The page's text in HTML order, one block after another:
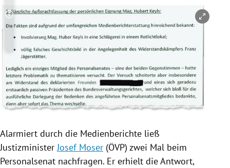
Copyright-Hinweis öffnen/schließen
Alarmiert durch die Medienberichte ließ
JustizministerJosef Moser (ÖVP) zwei Mal beim
Personalsenat nachfragen. Er erhielt die Antwort,